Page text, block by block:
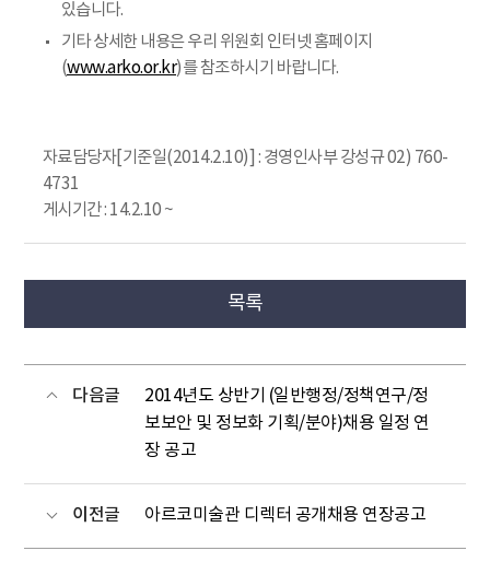
있습니다.
기타 상세한 내용은 우리 위원회 인터넷 홈페이지
(www.arko.or.kr)를 참조하시기 바랍니다.
자료담당자[기준일(2014.2.10)] : 경영인사부 강성규 02) 760-
4731
게시기간 : 14.2.10 ~
목록
다음글
2014년도 상반기 (일반행정/정책연구/정
보보안 및 정보화 기획/분야)채용 일정 연
장 공고
이전글 아르코미술관 디렉터 공개채용 연장공고